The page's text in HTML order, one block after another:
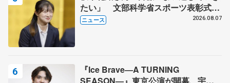
たい」 文部科学省スポーツ表彰式で
代表謝辞
ニュース 2026.08.07
『Ice Brave―A TURNING